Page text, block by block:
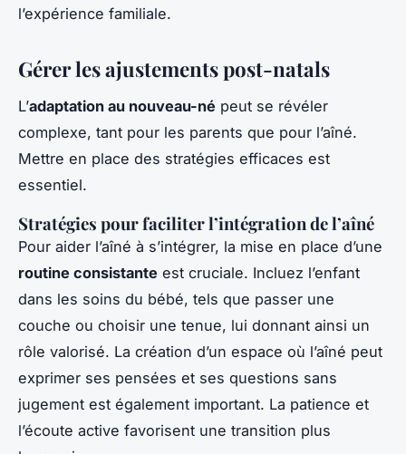
l’expérience familiale.
Gérer les ajustements post-natals
L’adaptation au nouveau-né peut se révéler
complexe, tant pour les parents que pour l’aîné.
Mettre en place des stratégies efficaces est
essentiel.
Stratégies pour faciliter l’intégration de l’aîné
Pour aider l’aîné à s’intégrer, la mise en place d’une
routine consistante est cruciale. Incluez l’enfant
dans les soins du bébé, tels que passer une
couche ou choisir une tenue, lui donnant ainsi un
rôle valorisé. La création d’un espace où l’aîné peut
exprimer ses pensées et ses questions sans
jugement est également important. La patience et
l’écoute active favorisent une transition plus